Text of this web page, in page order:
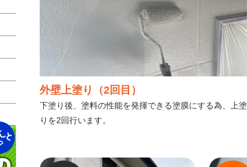
外壁上塗り（2回目）
下塗り後、塗料の性能を発揮できる塗膜にする為、上塗
りを2回行います。